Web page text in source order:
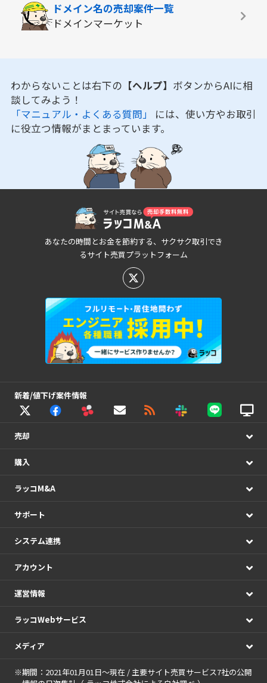
ドメイン名の売却案件一覧
ドメインマーケット
わからないことは右下の 【ヘルプ】 ボタンからAIに相
談してみよう！
「マニュアル・よくある質問」 には、使い方やお取引
に役立つ情報がまとまっています。
あなたの時間とお金を節約する、サクサク取引でき
るサイト売買プラットフォーム
新着/値下げ案件情報
売却
購入
ラッコM&A
サポート
システム連携
アカウント
運営情報
ラッコWebサービス
メディア
※期間：2021年01月01日～現在 / 主要サイト売買サービス7社の公開